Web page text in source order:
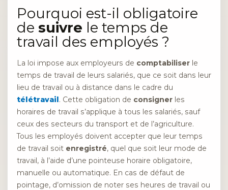
Pourquoi est-il obligatoire
de suivre le temps de
travail des employés ?
La loi impose aux employeurs de comptabiliser le
temps de travail de leurs salariés, que ce soit dans leur
lieu de travail ou à distance dans le cadre du
télétravail. Cette obligation de consigner les
horaires de travail s’applique à tous les salariés, sauf
ceux des secteurs du transport et de l’agriculture.
Tous les employés doivent accepter que leur temps
de travail soit enregistré, quel que soit leur mode de
travail, à l’aide d’une pointeuse horaire obligatoire,
manuelle ou automatique. En cas de défaut de
pointage, d’omission de noter ses heures de travail ou